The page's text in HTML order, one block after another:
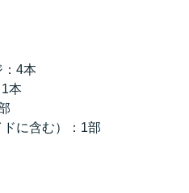
：4本
本
に含む）：1部